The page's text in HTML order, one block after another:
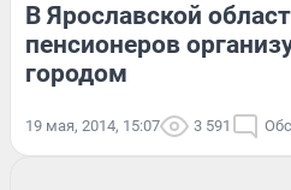
В Ярославской
пенсионеров
городом
19 мая, 2014, 15:07 3 591